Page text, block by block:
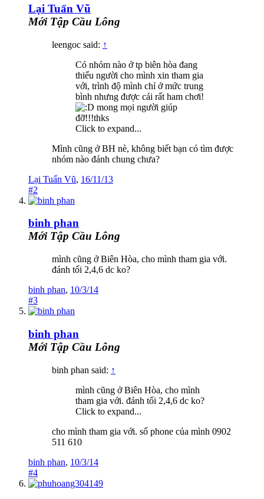
Lại Tuấn Vũ
Mới Tập Cầu Lông
leengoc said: ↑
Có nhóm nào ở tp biên hòa đang
thiếu người cho mình xin tham gia
với, trình độ mình chỉ ở mức trung
bình nhưng được cái rất ham chơi!
mong mọi người giúp
đỡ!!!thks
Click to expand...
Mình cũng ở BH nè, không biết bạn có tìm được
nhóm nào đánh chung chưa?
Lại Tuấn Vũ, 16/11/13
#2
binh phan
Mới Tập Cầu Lông
mình cũng ở Biên Hòa, cho mình tham gia với.
đánh tối 2,4,6 dc ko?
binh phan, 10/3/14
#3
binh phan
Mới Tập Cầu Lông
binh phan said: ↑
mình cũng ở Biên Hòa, cho mình
tham gia với. đánh tối 2,4,6 dc ko?
Click to expand...
cho mình tham gia với. số phone của mình 0902
511 610
binh phan, 10/3/14
#4